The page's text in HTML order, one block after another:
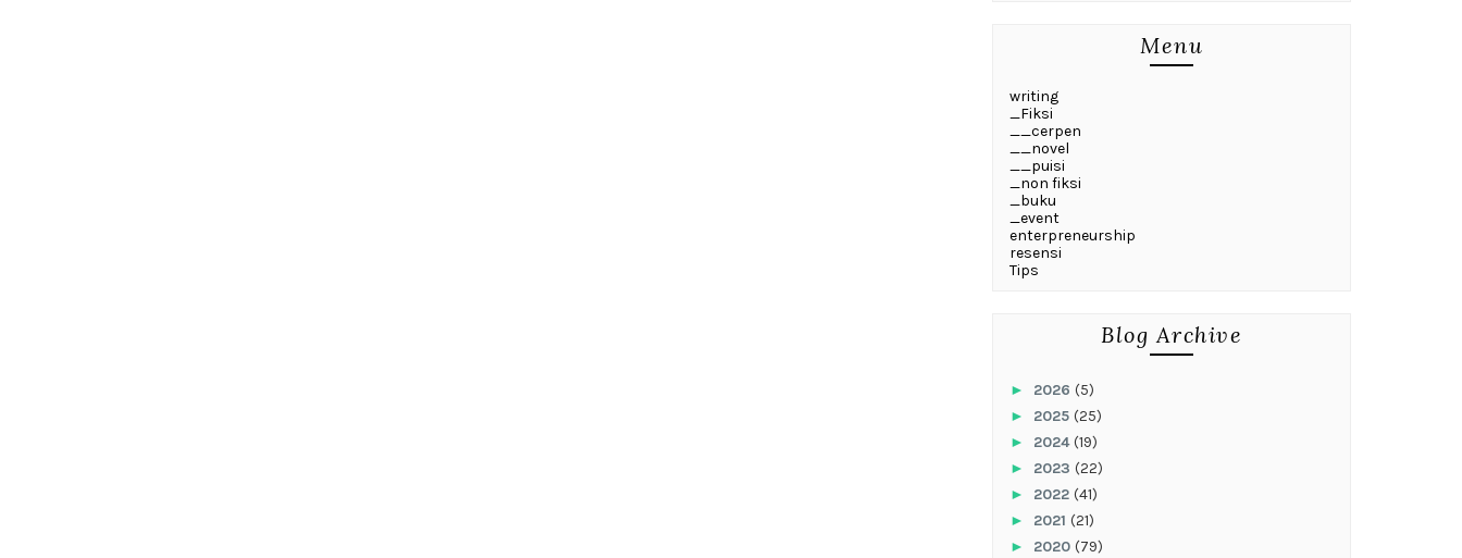
Menu
writing
_Fiksi
__cerpen
__novel
__puisi
_non fiksi
_buku
_event
enterpreneurship
resensi
Tips
Blog Archive
► 2026 (5)
► 2025 (25)
► 2024(19)
► 2023 (22)
► 2022 (41)
► 2021 (21)
► 2020 (79)